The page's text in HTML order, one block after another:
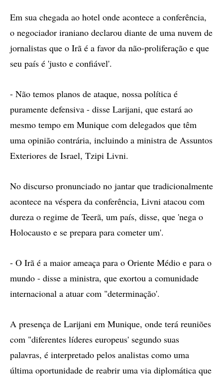
Em sua chegada ao hotel onde acontece a conferência,
o negociador iraniano declarou diante de uma nuvem de
jornalistas que o Irã é a favor da não-proliferação e que
seu país é 'justo e confiável'.
- Não temos planos de ataque, nossa política é
puramente defensiva - disse Larijani, que estará ao
mesmo tempo em Munique com delegados que têm
uma opinião contrária, incluindo a ministra de Assuntos
Exteriores de Israel, Tzipi Livni.
No discurso pronunciado no jantar que tradicionalmente
acontece na véspera da conferência, Livni atacou com
dureza o regime de Teerã, um país, disse, que 'nega o
Holocausto e se prepara para cometer um'.
- O Irã é a maior ameaça para o Oriente Médio e para o
mundo - disse a ministra, que exortou a comunidade
internacional a atuar com "determinação'.
A presença de Larijani em Munique, onde terá reuniões
com "diferentes líderes europeus' segundo suas
palavras, é interpretado pelos analistas como uma
última oportunidade de reabrir uma via diplomática que